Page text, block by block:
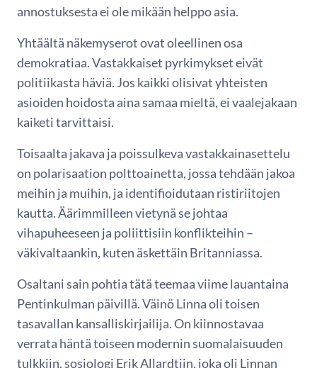
annostuksesta ei ole mikään helppo asia.
Yhtäältä näkemyserot ovat oleellinen osa
demokratiaa. Vastakkaiset pyrkimykset eivät
politiikasta häviä. Jos kaikki olisivat yhteisten
asioiden hoidosta aina samaa mieltä, ei vaalejakaan
kaiketi tarvittaisi.
Toisaalta jakava ja poissulkeva vastakkainasettelu
on polarisaation polttoainetta, jossa tehdään jakoa
meihin ja muihin, ja identifioidutaan ristiriitojen
kautta. Äärimmilleen vietynä se johtaa
vihapuheeseen ja poliittisiin konflikteihin –
väkivaltaankin, kuten äskettäin Britanniassa.
Osaltani sain pohtia tätä teemaa viime lauantaina
Pentinkulman päivillä. Väinö Linna oli toisen
tasavallan kansalliskirjailija. On kiinnostavaa
verrata häntä toiseen modernin suomalaisuuden
tulkkiin, sosiologi Erik Allardtiin, joka oli Linnan